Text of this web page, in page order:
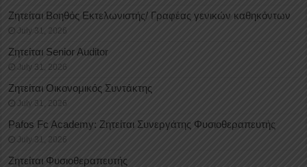
Ζητείται Βοηθός Εκτελωνιστής/ Γραφέας γενικών καθηκόντων
July 31, 2026
Ζητείται Senior Auditor
July 31, 2026
Ζητείται Οικονομικός Συντάκτης
July 31, 2026
Pafos Fc Academy: Ζητείται Συνεργάτης Φυσιοθεραπευτής
July 31, 2026
Ζητείται Φυσιοθεραπευτής